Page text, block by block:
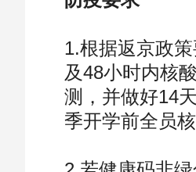
1.根据返京政
及48小时内核
测，并做好14
季开学前全员